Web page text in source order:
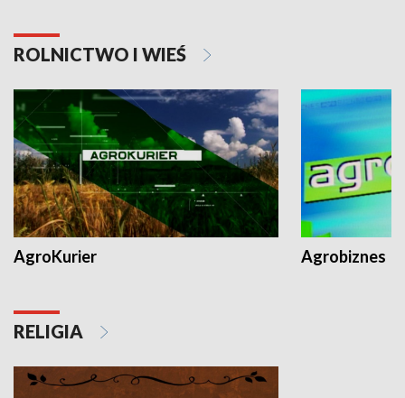
ROLNICTWO I WIEŚ
AgroKurier Agrobiznes
RELIGIA